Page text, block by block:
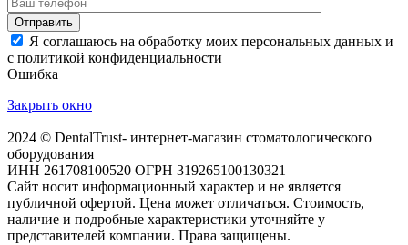
Отправить
Я соглашаюсь на обработку моих персональных данных и
с политикой конфиденциальности
Ошибка
Закрыть окно
2024 © DentalTrust- интернет-магазин стоматологического
оборудования
ИНН 261708100520 ОГРН 319265100130321
Сайт носит информационный характер и не является
публичной офертой. Цена может отличаться. Стоимость,
наличие и подробные характеристики уточняйте у
представителей компании. Права защищены.